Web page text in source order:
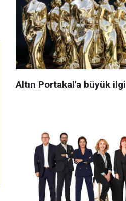
Altın Portakal'a büyük ilgi